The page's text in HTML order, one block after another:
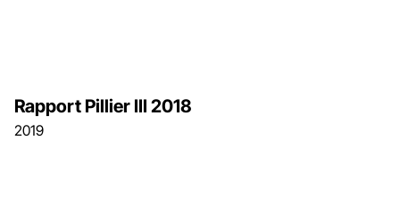
2019
Rapport Pillier III 2018